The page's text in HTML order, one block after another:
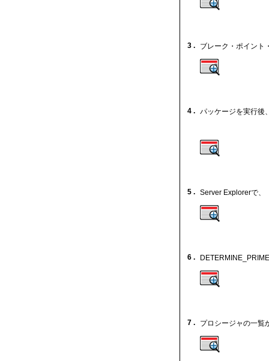
3 . ブレーク・ポイント
4 . パッケージを実行後
5 . Server Explorerで、
6 .
7 . プロシージャの一覧